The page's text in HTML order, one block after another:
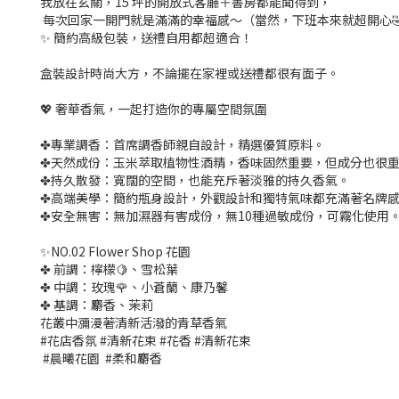
每次回家一開門就是滿滿的幸福感～（當然，下班本來就超開心🤣
✨ 簡約高級包裝，送禮自用都超適合！
盒裝設計時尚大方，不論擺在家裡或送禮都很有面子。
💖 奢華香氣，一起打造你的專屬空間氛圍
✤專業調香：首席調香師親自設計，精選優質原料。
✤天然成份：玉米萃取植物性酒精，香味固然重要，但成分也很重
✤持久散發：寬闊的空間，也能充斥著淡雅的持久香氣。
✤高端美學：簡約瓶身設計，外觀設計和獨特氣味都充滿著名牌感
✤安全無害：無加濕器有害成份，無10種過敏成份，可霧化使用。
✨NO.02 Flower Shop 花園
✤ 前調：檸檬🍋、雪松葉
✤ 中調：玫瑰🌹、小蒼蘭、康乃馨
✤ 基調：麝香、茉莉
花叢中瀰漫著清新活潑的青草香氣
#花店香氛 #清新花束 #花香 #清新花束
#晨曦花園 #柔和麝香